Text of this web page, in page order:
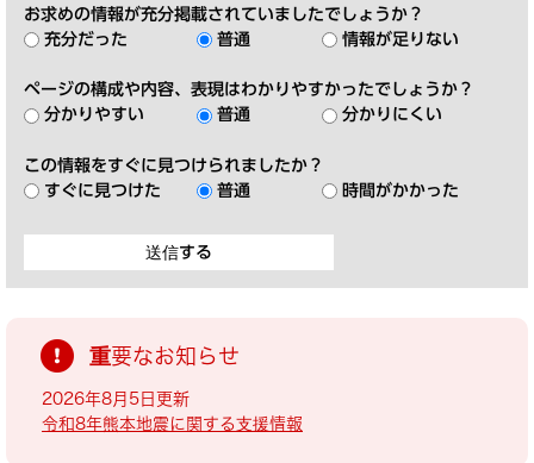
お求めの情報が充分掲載されていましたでしょうか？
充分だった
普通 情報が足りない
ページの構成や内容、表現はわかりやすかったでしょうか？
分かりやすい
普通 分かりにくい
この情報をすぐに見つけられましたか？
すぐに見つけた
普通 時間がかかった
重要なお知らせ
2026年8月5日更新
令和8年熊本地震に関する支援情報